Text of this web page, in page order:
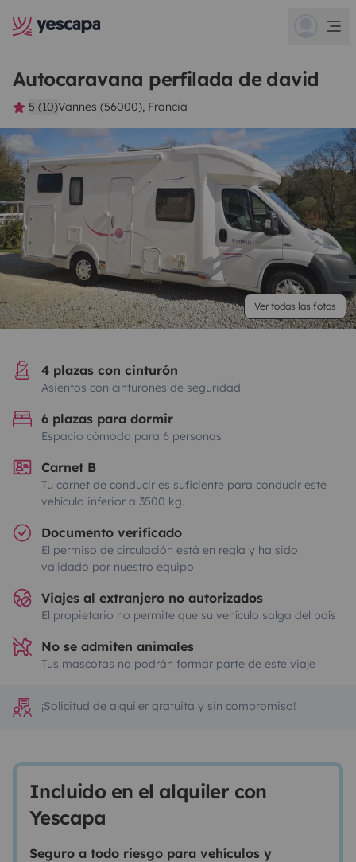
Autocaravana perfilada de david
5 (10)Vannes (56000), Francia
Ver todas las fotos
4 plazas con cinturón
Asientos con cinturones de seguridad
6 plazas para dormir
Espacio cómodo para 6 personas
Carnet B
Tu carnet de conducir es suficiente para conducir este
vehículo inferior a 3500 kg.
Documento verificado
El permiso de circulación está en regla y ha sido
validado por nuestro equipo
Viajes al extranjero no autorizados
El propietario no permite que su vehículo salga del país
No se admiten animales
Tus mascotas no podrán formar parte de este viaje
¡Solicitud de alquiler gratuita y sin compromiso!
Incluido en el alquiler con
Yescapa
Seguro a todo riesgo para vehículos y